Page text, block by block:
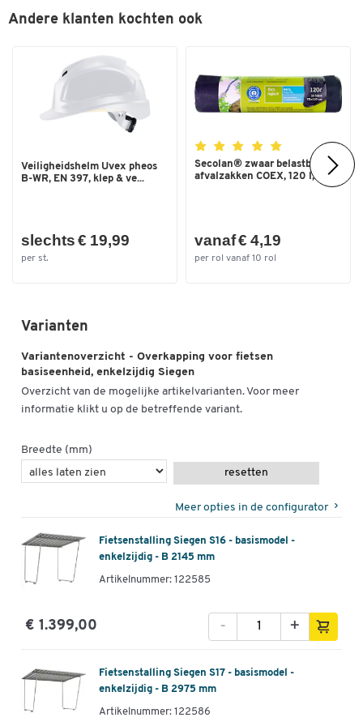
Kleur staal; zilverkleur
Breedte (mm)
Uitw. afm. B x D x H (mm) 2145x2330x2250
Andere klanten kochten ook
Veiligheidshelm Uvex pheos
B-WR, EN 397, klep & ve...
slechts € 19,99
per st.
Secolan® zwaar belastbare
afvalzakken COEX, 120 l,...
vanaf € 4,19
per rol vanaf 10 rol
Varianten
Variantenoverzicht - Overkapping voor fietsen
basiseenheid, enkelzijdig Siegen
Overzicht van de mogelijke artikelvarianten. Voor meer
informatie klikt u op de betreffende variant.
Breedte (mm)
resetten
Meer opties in de configurator
Fietsenstalling Siegen S16 - basismodel -
enkelzijdig - B 2145 mm
Artikelnummer: 122585
€ 1.399,00 +
-
Fietsenstalling Siegen S17 - basismodel -
enkelzijdig - B 2975 mm
Artikelnummer: 122586